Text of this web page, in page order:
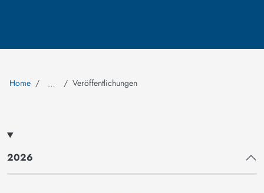
Home … Veröffentlichungen
2026